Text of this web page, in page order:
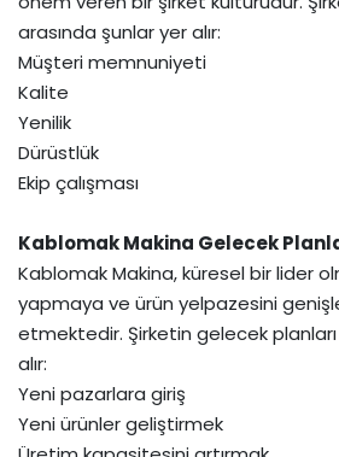
arasında şunlar yer alır:
Müşteri memnuniyeti
Kalite
Yenilik
Dürüstlük
Ekip çalışması
Kablomak Makina Gelecek
Kablomak Makina, küresel bir lider
yapmaya ve ürün yelpazesini
etmektedir. Şirketin gelecek
alır:
Yeni pazarlara giriş
Yeni ürünler geliştirmek